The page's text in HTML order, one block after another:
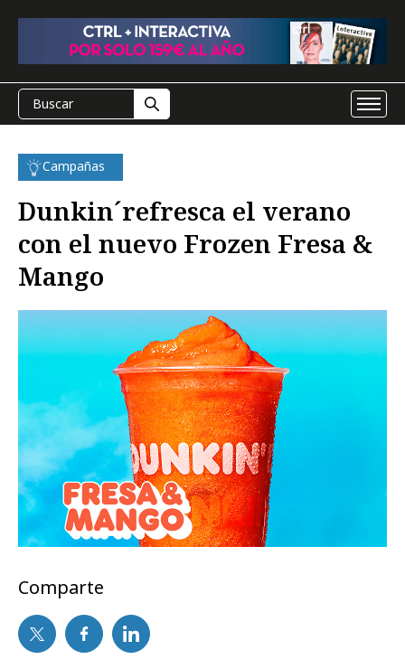
Campañas
Dunkin´refresca el verano
con el nuevo Frozen Fresa &
Mango
Comparte